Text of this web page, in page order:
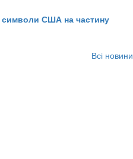
США на частину
Всі новини